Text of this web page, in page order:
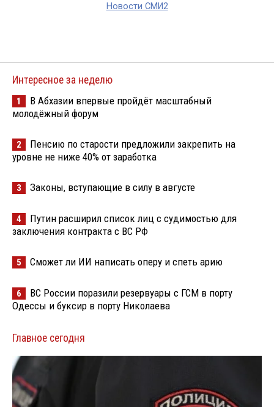
Новости СМИ2
Интересное за неделю
1
В Абхазии впервые пройдёт масштабный
молодёжный форум
2
Пенсию по старости предложили закрепить на
уровне не ниже 40% от заработка
3 Законы, вступающие в силу в августе
4
Путин расширил список лиц с судимостью для
заключения контракта с ВС РФ
5 Сможет ли ИИ написать оперу и спеть арию
6
ВС России поразили резервуары с ГСМ в порту
Одессы и буксир в порту Николаева
Главное сегодня